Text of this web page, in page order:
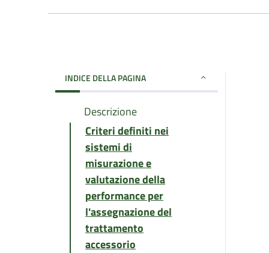
INDICE DELLA PAGINA
Descrizione
Criteri definiti nei
sistemi di
misurazione e
valutazione della
performance per
l'assegnazione del
trattamento
accessorio